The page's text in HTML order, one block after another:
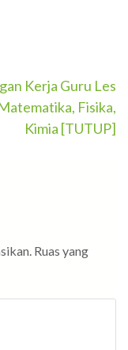
Kerja Guru Les
Fisika,
Kimia [TUTUP]
Ruas yang